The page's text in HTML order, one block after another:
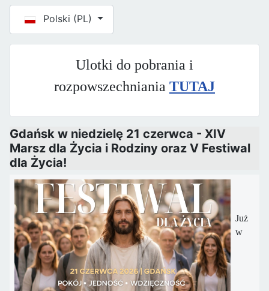
Wybierz swój język
Polski (PL)
Ulotki do pobrania i
rozpowszechniania TUTAJ
Gdańsk w niedzielę 21 czerwca - XIV
Marsz dla Życia i Rodziny oraz V Festiwal
dla Życia!
Już
w